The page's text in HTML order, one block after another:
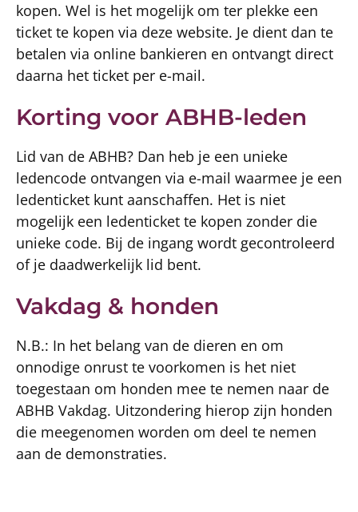
kopen. Wel is het mogelijk om ter plekke een
ticket te kopen via deze website. Je dient dan te
betalen via online bankieren en ontvangt direct
daarna het ticket per e-mail.
Korting voor ABHB-leden
Lid van de ABHB? Dan heb je een unieke
ledencode ontvangen via e-mail waarmee je een
ledenticket kunt aanschaffen. Het is niet
mogelijk een ledenticket te kopen zonder die
unieke code. Bij de ingang wordt gecontroleerd
of je daadwerkelijk lid bent.
Vakdag & honden
N.B.: In het belang van de dieren en om
onnodige onrust te voorkomen is het niet
toegestaan om honden mee te nemen naar de
ABHB Vakdag. Uitzondering hierop zijn honden
die meegenomen worden om deel te nemen
aan de demonstraties.